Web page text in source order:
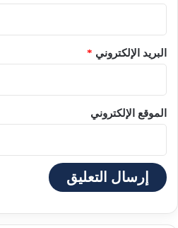
البريد الإلكتروني *
الموقع الإلكتروني